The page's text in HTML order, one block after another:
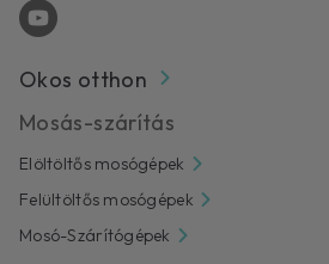
Okos otthon
Mosás-szárítás
Elöltöltős mosógépek
Felültöltős mosógépek
Mosó-Szárítógépek